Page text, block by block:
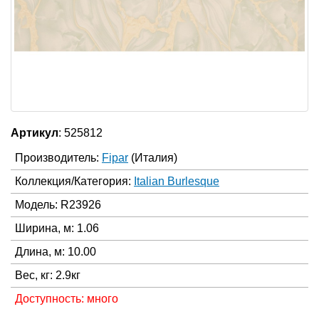
Артикул: 525812
Производитель: Fipar (Италия)
Коллекция/Категория: Italian Burlesque
Модель: R23926
Ширина, м: 1.06
Длина, м: 10.00
Вес, кг: 2.9кг
Доступность: много